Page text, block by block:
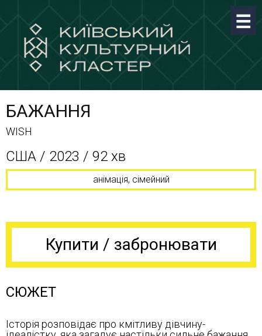
БАЖАННЯ
WISH
США / 2023 / 92 хв
анімація, сімейний
Купити / забронювати
СЮЖЕТ
Історія розповідає про кмітливу дівчину-